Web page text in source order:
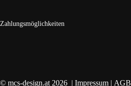
Zahlungsmöglichkeiten
© mcs-design.at 2026 | Impressum | AGB